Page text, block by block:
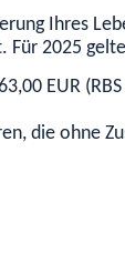
Ihres
2025
EUR (RBS
die ohne